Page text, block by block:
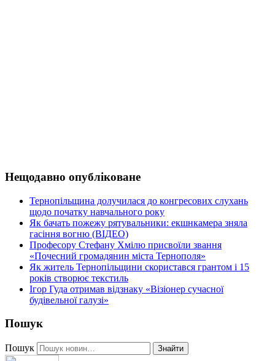
Нещодавно опубліковане
Тернопільщина долучилася до конгресових слухань
щодо початку навчального року
Як бачать пожежу рятувальники: екшнкамера зняла
гасіння вогню (ВІДЕО)
Професору Стефану Хмілю присвоїли звання
«Почесний громадянин міста Тернополя»
Як житель Тернопільщини скористався грантом і 15
років створює текстиль
Ігор Гуда отримав відзнаку «Візіонер сучасної
будівельної галузі»
Пошук
Пошук Знайти